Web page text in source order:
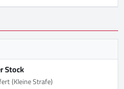
Stock
(Kleine Strafe)